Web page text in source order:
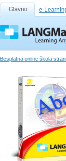
Glavno e-
Besplatna online škola